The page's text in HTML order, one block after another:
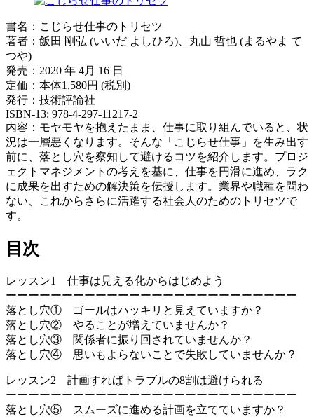
書名：こじらせ仕事のトリセツ
著者：飯田 剛弘 (いいだ よしひろ)、丸山 哲也 (まるやま て
つや)
発売：2020 年 4月 16 日
定価：本体1,580円 (税別)
発行：技術評論社
ISBN-13: 978-4-297-11217-2
内容：モヤモヤを抱えたまま、仕事に取り組んでいると、状
況は一層悪くなります。そんな「こじらせ仕事」を生み出す
前に、落とし穴を察知して避けるコツを紹介します。プロジ
ェクトマネジメントの考えを基に、仕事を円滑に進め、ラク
に成果を出すための解決策を伝授します。業界や職種を問わ
ない、これからさらに活躍する社会人のためのトリセツで
す。
目次
レッスン1 仕事は見える化からはじめよう
ーーーーーーーーーーーーーーーーーーーーーーーーーー
落とし穴① ゴールはハッキリと見えていますか？
落とし穴② やることが増えていませんか？
落とし穴③ 関係者に振り回されていませんか？
落とし穴④ 思いもよらないことで失敗していませんか？
レッスン2 計画すればトラブルの8割は避けられる
ーーーーーーーーーーーーーーーーーーーーーーーーーー
落とし穴⑤ スムーズに進める計画を立てていますか？